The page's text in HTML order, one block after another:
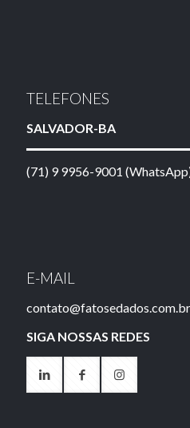
TELEFONES
SALVADOR-BA
(71) 9 9956-9001
E-MAIL
contato@fatosedados.com.br
SIGA NOSSAS REDES